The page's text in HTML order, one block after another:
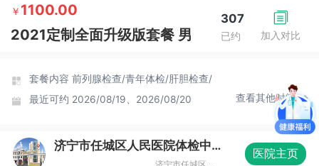
加入对比
307
已约
￥ 1100.00
2021定制全面升级版套餐 男
套餐内容 前列腺检查/青年体检/肝胆检查/
最近可约 2026/08/19、2026/08/20 查看其他时间
济宁市任城区人民医院体检中心
医院主页